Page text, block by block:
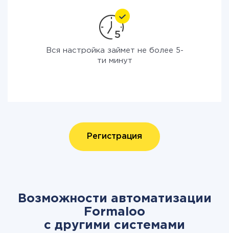
Вся настройка займет не более 5-
ти минут
Регистрация
Возможности автоматизации
Formaloo
с другими системами